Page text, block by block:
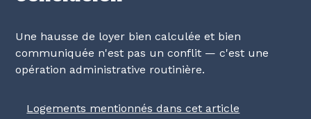
Une hausse de loyer bien calculée et bien
communiquée n'est pas un conflit — c'est une
opération administrative routinière.
Logements mentionnés dans cet article